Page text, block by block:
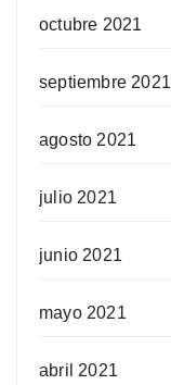
octubre 2021
septiembre 2021
agosto 2021
julio 2021
junio 2021
mayo 2021
abril 2021